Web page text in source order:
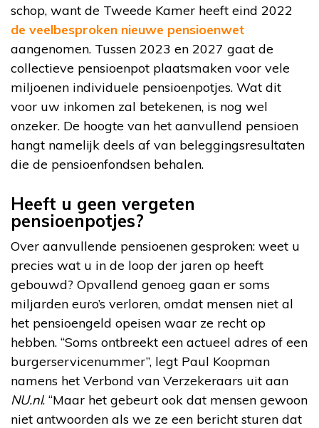
schop, want de Tweede Kamer heeft eind 2022
de veelbesproken nieuwe pensioenwet
aangenomen. Tussen 2023 en 2027 gaat de
collectieve pensioenpot plaatsmaken voor vele
miljoenen individuele pensioenpotjes. Wat dit
voor uw inkomen zal betekenen, is nog wel
onzeker. De hoogte van het aanvullend pensioen
hangt namelijk deels af van beleggingsresultaten
die de pensioenfondsen behalen.
Heeft u geen vergeten
pensioenpotjes?
Over aanvullende pensioenen gesproken: weet u
precies wat u in de loop der jaren op heeft
gebouwd? Opvallend genoeg gaan er soms
miljarden euro’s verloren, omdat mensen niet al
het pensioengeld opeisen waar ze recht op
hebben. “Soms ontbreekt een actueel adres of een
burgerservicenummer”, legt Paul Koopman
namens het Verbond van Verzekeraars uit aan
NU.nl. “Maar het gebeurt ook dat mensen gewoon
niet antwoorden als we ze een bericht sturen dat